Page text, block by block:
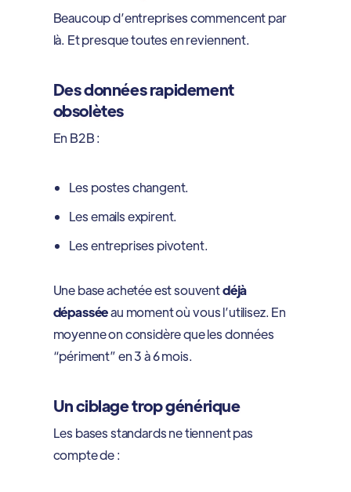
Beaucoup d’entreprises commencent par
là. Et presque toutes en reviennent.
Des données rapidement
obsolètes
En B2B :
Les postes changent.
Les emails expirent.
Les entreprises pivotent.
Une base achetée est souventdéjà
dépasséeau moment où vous l’utilisez. En
moyenne on considère que les données
“périment” en 3 à 6 mois.
Un ciblage trop générique
Les bases standards ne tiennent pas
compte de :